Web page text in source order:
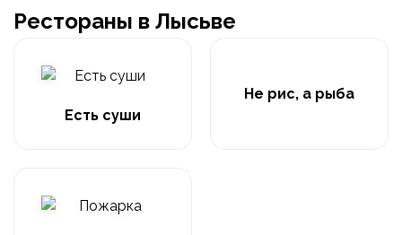
Рестораны в Лысьве
Есть суши
Не рис, а рыба